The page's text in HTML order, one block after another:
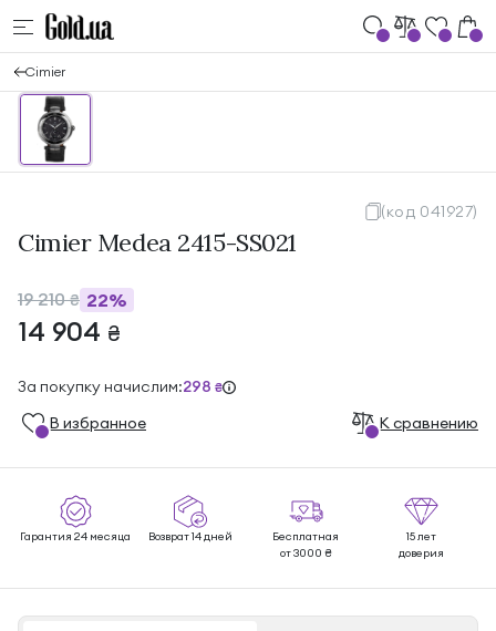
Cimier
(код 041927)
Cimier Medea 2415-SS021
19 210₴ 22%
14 904 ₴
За покупку начислим:298 ₴
В избранноe К сравнению
Гарантия 24 месяца Возврат 14 дней
Бесплатная
от 3000 ₴
15 лет
доверия